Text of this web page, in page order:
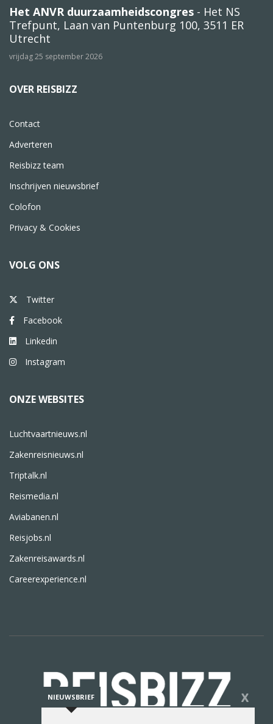
Het ANVR duurzaamheidscongres - Het NS
Trefpunt, Laan van Puntenburg 100, 3511 ER
Utrecht
vrijdag 25 september 2026
OVER REISBIZZ
Contact
Adverteren
Reisbizz team
Inschrijven nieuwsbrief
Colofon
Privacy & Cookies
VOLG ONS
Twitter
Facebook
Linkedin
Instagram
ONZE WEBSITES
Luchtvaartnieuws.nl
Zakenreisnieuws.nl
Triptalk.nl
Reismedia.nl
Aviabanen.nl
Reisjobs.nl
Zakenreisawards.nl
Careerexperience.nl
NIEUWSBRIEF X